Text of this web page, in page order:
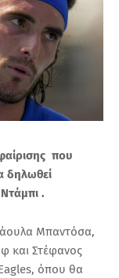
που
δηλωθεί
.
Μπαντόσα,
και Στέφανος
όπου θα